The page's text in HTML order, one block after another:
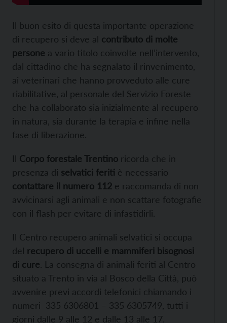
Il buon esito di questa importante operazione
di recupero si deve al contributo di molte
persone a vario titolo coinvolte nell’intervento,
dal cittadino che ha segnalato il rinvenimento,
ai veterinari che hanno provveduto alle cure
riabilitative, al personale del Servizio Foreste
che ha collaborato sia inizialmente al recupero
in natura, sia durante la terapia e infine nella
fase di liberazione.
Il Corpo forestale Trentino ricorda che in
presenza di selvatici feriti è necessario
contattare il numero 112 e raccomanda di non
avvicinarsi agli animali e non scattare fotografie
con il flash per evitare di infastidirli.
Il Centro recupero animali selvatici si occupa
del recupero di uccelli e mammiferi bisognosi
di cure. La consegna di animali feriti al Centro
situato a Trento in via al Bosco della Città, può
avvenire previ accordi telefonici chiamando i
numeri 335 6306801 – 335 6305749, tutti i
giorni dalle 9 alle 12 e dalle 13 alle 17.